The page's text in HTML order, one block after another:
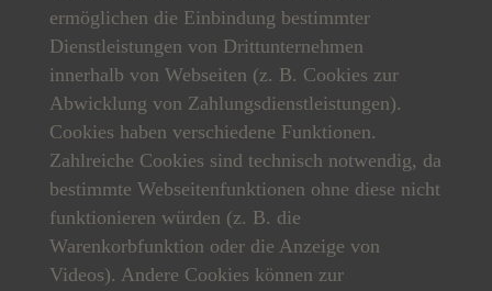
ermöglichen die Einbindung bestimmter
Dienstleistungen von Drittunternehmen
innerhalb von Webseiten (z. B. Cookies zur
Abwicklung von Zahlungsdienstleistungen).
Cookies haben verschiedene Funktionen.
Zahlreiche Cookies sind technisch notwendig, da
bestimmte Webseitenfunktionen ohne diese nicht
funktionieren würden (z. B. die
Warenkorbfunktion oder die Anzeige von
Videos). Andere Cookies können zur